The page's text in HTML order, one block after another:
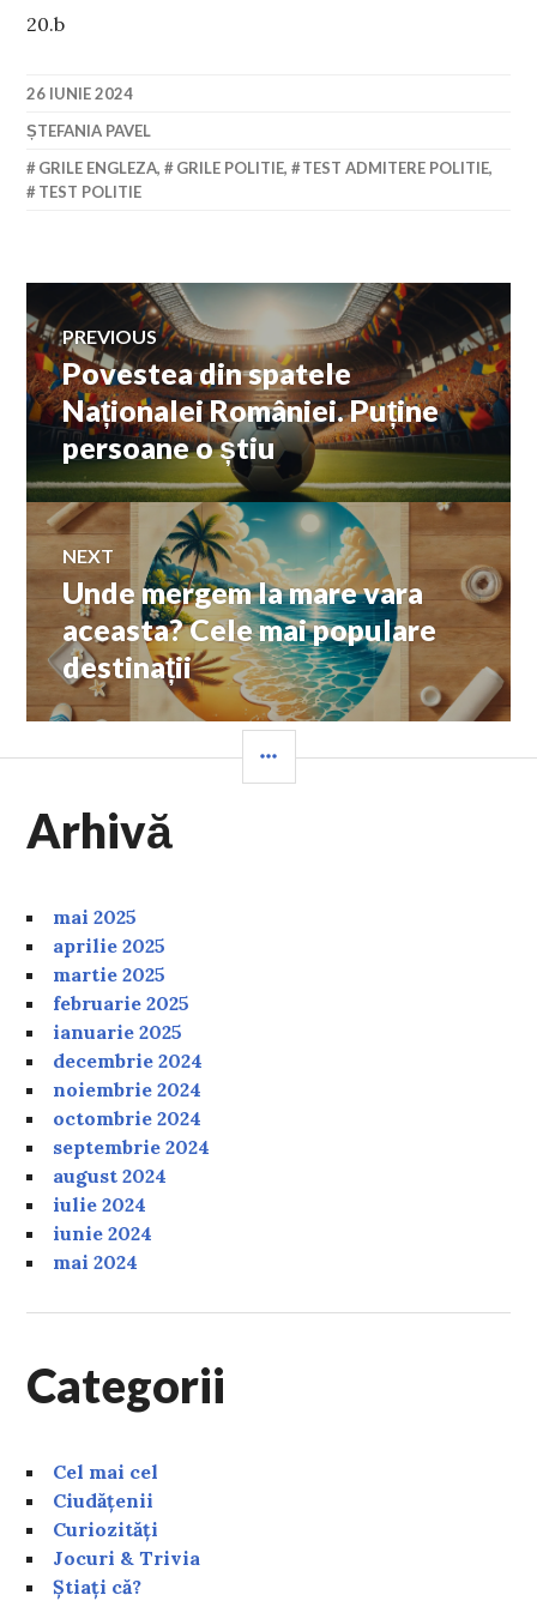
20.b
26 IUNIE 2024
ȘTEFANIA PAVEL
GRILE ENGLEZA, GRILE POLITIE, TEST ADMITERE POLITIE,
TEST POLITIE
Navigare
în
articole
PREVIOUS
Previous
post:
Povestea din spatele
Naționalei României. Puține
persoane o știu
NEXT
Next
post:
Unde mergem la mare vara
aceasta? Cele mai populare
destinații
Arhivă
mai 2025
aprilie 2025
martie 2025
februarie 2025
ianuarie 2025
decembrie 2024
noiembrie 2024
octombrie 2024
septembrie 2024
august 2024
iulie 2024
iunie 2024
mai 2024
Categorii
Cel mai cel
Ciudățenii
Curiozități
Jocuri & Trivia
Știați că?